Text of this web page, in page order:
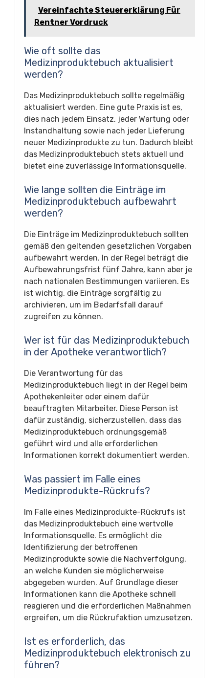
Vereinfachte Steuererklärung Für
Rentner Vordruck
Wie oft sollte das
Medizinproduktebuch aktualisiert
werden?
Das Medizinproduktebuch sollte regelmäßig
aktualisiert werden. Eine gute Praxis ist es,
dies nach jedem Einsatz, jeder Wartung oder
Instandhaltung sowie nach jeder Lieferung
neuer Medizinprodukte zu tun. Dadurch bleibt
das Medizinproduktebuch stets aktuell und
bietet eine zuverlässige Informationsquelle.
Wie lange sollten die Einträge im
Medizinproduktebuch aufbewahrt
werden?
Die Einträge im Medizinproduktebuch sollten
gemäß den geltenden gesetzlichen Vorgaben
aufbewahrt werden. In der Regel beträgt die
Aufbewahrungsfrist fünf Jahre, kann aber je
nach nationalen Bestimmungen variieren. Es
ist wichtig, die Einträge sorgfältig zu
archivieren, um im Bedarfsfall darauf
zugreifen zu können.
Wer ist für das Medizinproduktebuch
in der Apotheke verantwortlich?
Die Verantwortung für das
Medizinproduktebuch liegt in der Regel beim
Apothekenleiter oder einem dafür
beauftragten Mitarbeiter. Diese Person ist
dafür zuständig, sicherzustellen, dass das
Medizinproduktebuch ordnungsgemäß
geführt wird und alle erforderlichen
Informationen korrekt dokumentiert werden.
Was passiert im Falle eines
Medizinprodukte-Rückrufs?
Im Falle eines Medizinprodukte-Rückrufs ist
das Medizinproduktebuch eine wertvolle
Informationsquelle. Es ermöglicht die
Identifizierung der betroffenen
Medizinprodukte sowie die Nachverfolgung,
an welche Kunden sie möglicherweise
abgegeben wurden. Auf Grundlage dieser
Informationen kann die Apotheke schnell
reagieren und die erforderlichen Maßnahmen
ergreifen, um die Rückrufaktion umzusetzen.
Ist es erforderlich, das
Medizinproduktebuch elektronisch zu
führen?